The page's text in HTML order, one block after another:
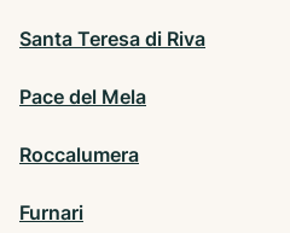
Santa Teresa di Riva
Pace del Mela
Roccalumera
Furnari